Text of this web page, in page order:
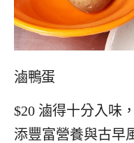
滷鴨蛋
$20 滷得十分入味
添豐富營養與古早